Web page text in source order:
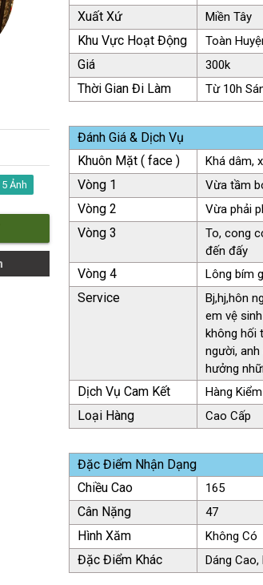
5
Xuất Xứ Miền Tây
Khu Vực Hoạt Động Toàn
Giá 300k
Thời Gian Đi Làm Từ 10h
Đánh Giá & Dịch Vụ
Khuôn Mặt ( face )
Khá dâm,
Vòng 1 Vừa tầm
Vòng 2 Vừa phải
Vòng 3
To, cong
đến đấy
Vòng 4 Lông bím
Service
Bj,hj,hôn
em vệ
không hối
người,
hưởng
Dịch Vụ Cam Kết Hàng
Loại Hàng Cao Cấp
Đặc Điểm Nhận Dạng
Chiều Cao
165
Cân Nặng 47
Hình Xăm Không Có
Đặc Điểm Khác Dáng